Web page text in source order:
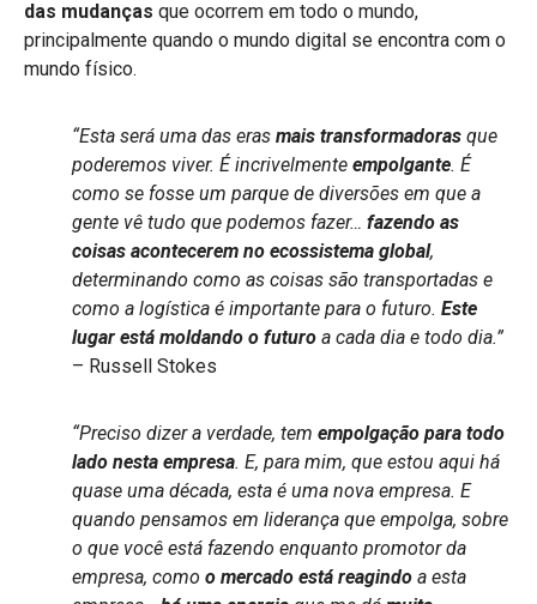
das mudanças que ocorrem em todo o mundo,
principalmente quando o mundo digital se encontra com o
mundo físico.
“Esta será uma das eras mais transformadoras que
poderemos viver. É incrivelmente empolgante. É
como se fosse um parque de diversões em que a
gente vê tudo que podemos fazer… fazendo as
coisas acontecerem no ecossistema global,
determinando como as coisas são transportadas e
como a logística é importante para o futuro. Este
lugar está moldando o futuro a cada dia e todo dia.”
– Russell Stokes
“Preciso dizer a verdade, tem empolgação para todo
lado nesta empresa. E, para mim, que estou aqui há
quase uma década, esta é uma nova empresa. E
quando pensamos em liderança que empolga, sobre
o que você está fazendo enquanto promotor da
empresa, como o mercado está reagindo a esta